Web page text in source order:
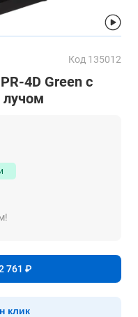
Код 135012
4D Green с
лучом
761 ₽
клик